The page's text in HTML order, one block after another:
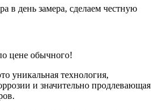
в день замера, сделаем честную
цене обычного!
уникальная технология,
и значительно продлевающая